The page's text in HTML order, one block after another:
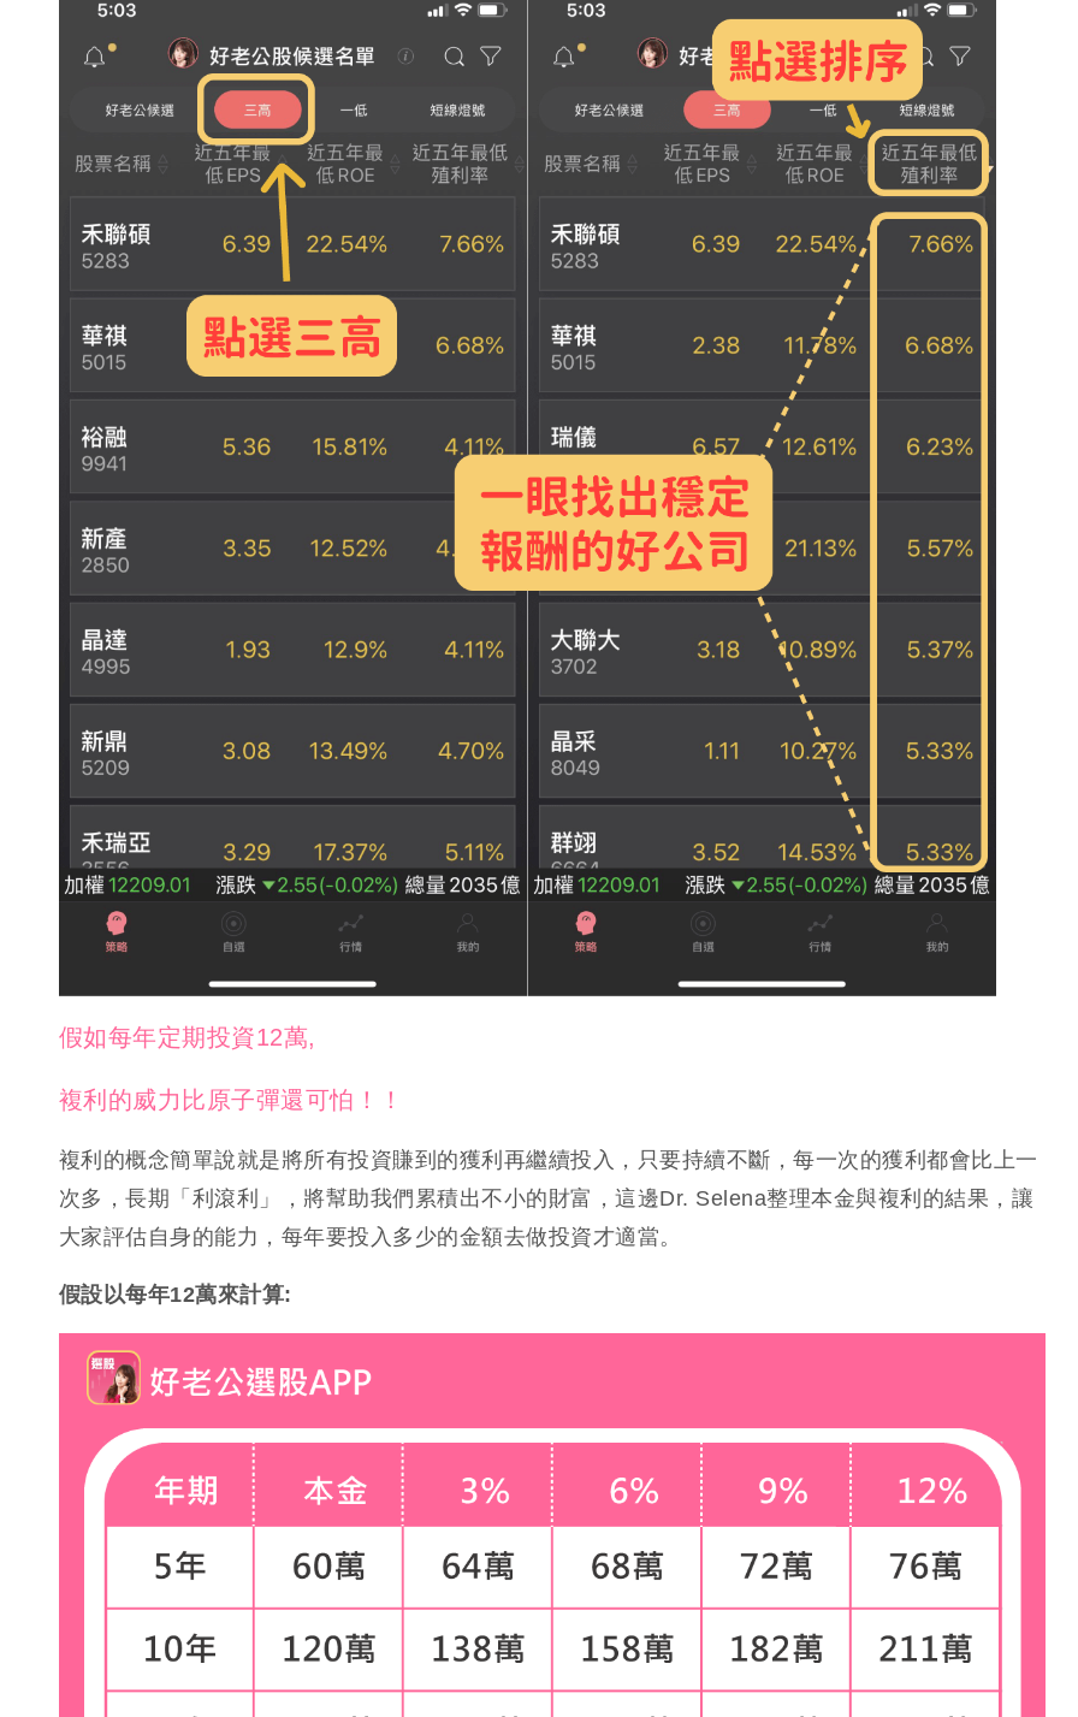
假如每年定期投資12萬,
複利的威力比原子彈還可怕！！
複利的概念簡單說就是將所有投資賺到的獲利再繼續投入，只要持續不斷，每一次的獲利都會比上一
次多，長期「利滾利」，將幫助我們累積出不小的財富，這邊Dr. Selena整理本金與複利的結果，讓
大家評估自身的能力，每年要投入多少的金額去做投資才適當。
假設以每年12萬來計算: